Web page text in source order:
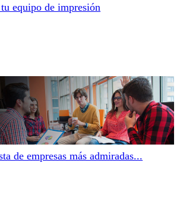
equipo de impresión
de empresas más admiradas...